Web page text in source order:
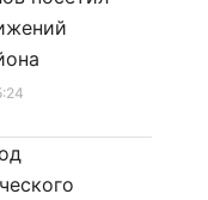
16:46
Санкт‑Петербурга
кодекс